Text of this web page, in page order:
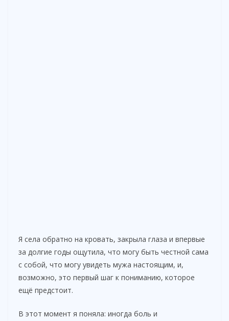
Я села обратно на кровать, закрыла глаза и впервые
за долгие годы ощутила, что могу быть честной сама
с собой, что могу увидеть мужа настоящим, и,
возможно, это первый шаг к пониманию, которое
ещё предстоит.
В этот момент я поняла: иногда боль и